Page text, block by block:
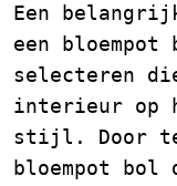
Een
een
selecteren
interieur op
stijl. Door te
bloempot bol